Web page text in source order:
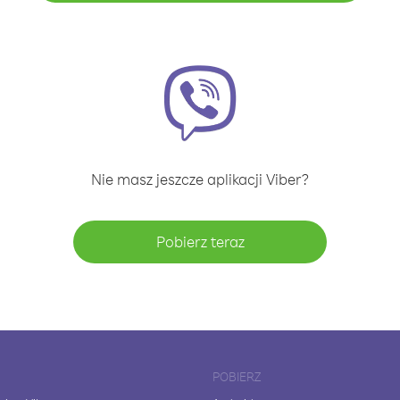
Nie masz jeszcze aplikacji Viber?
Pobierz teraz
POBIERZ